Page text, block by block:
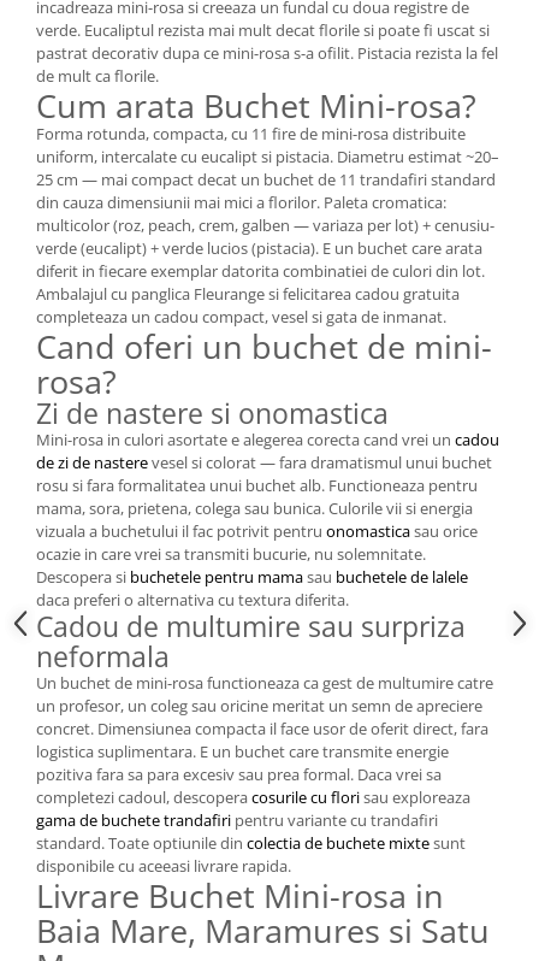
incadreaza mini-rosa si creeaza un fundal cu doua registre de
verde. Eucaliptul rezista mai mult decat florile si poate fi uscat si
pastrat decorativ dupa ce mini-rosa s-a ofilit. Pistacia rezista la fel
de mult ca florile.
Cum arata Buchet Mini-rosa?
Forma rotunda, compacta, cu 11 fire de mini-rosa distribuite
uniform, intercalate cu eucalipt si pistacia. Diametru estimat ~20–
25 cm — mai compact decat un buchet de 11 trandafiri standard
din cauza dimensiunii mai mici a florilor. Paleta cromatica:
multicolor (roz, peach, crem, galben — variaza per lot) + cenusiu-
verde (eucalipt) + verde lucios (pistacia). E un buchet care arata
diferit in fiecare exemplar datorita combinatiei de culori din lot.
Ambalajul cu panglica Fleurange si felicitarea cadou gratuita
completeaza un cadou compact, vesel si gata de inmanat.
Cand oferi un buchet de mini-
rosa?
Zi de nastere si onomastica
Mini-rosa in culori asortate e alegerea corecta cand vrei un cadou
de zi de nasterevesel si colorat — fara dramatismul unui buchet
rosu si fara formalitatea unui buchet alb. Functioneaza pentru
mama, sora, prietena, colega sau bunica. Culorile vii si energia
vizuala a buchetului il fac potrivit pentru onomasticasau orice
ocazie in care vrei sa transmiti bucurie, nu solemnitate.
Descopera si buchetele pentru mamasau buchetele de lalele
daca preferi o alternativa cu textura diferita.
Cadou de multumire sau surpriza
neformala
Un buchet de mini-rosa functioneaza ca gest de multumire catre
un profesor, un coleg sau oricine meritat un semn de apreciere
concret. Dimensiunea compacta il face usor de oferit direct, fara
logistica suplimentara. E un buchet care transmite energie
pozitiva fara sa para excesiv sau prea formal. Daca vrei sa
completezi cadoul, descoperacosurile cu florisau exploreaza
gama de buchete trandafiri pentru variante cu trandafiri
standard. Toate optiunile din colectia de buchete mixtesunt
disponibile cu aceeasi livrare rapida.
Livrare Buchet Mini-rosa in
Baia Mare, Maramures si Satu